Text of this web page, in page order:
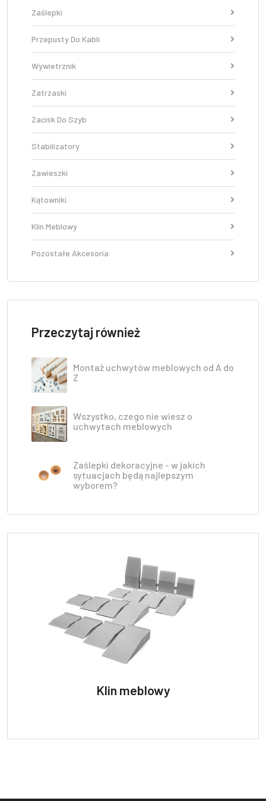
Zaślepki
Przepusty Do Kabli
Wywietrznik
Zatrzaski
Zacisk Do Szyb
Stabilizatory
Zawieszki
Kątowniki
Klin Meblowy
Pozostałe Akcesoria
Przeczytaj również
Montaż uchwytów meblowych od A do
Z
Wszystko, czego nie wiesz o
uchwytach meblowych
Zaślepki dekoracyjne - w jakich
sytuacjach będą najlepszym
wyborem?
Klin meblowy